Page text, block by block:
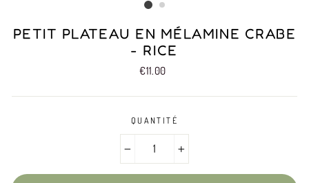
PETIT PLATEAU EN MÉLAMINE CRABE
- RICE
Prix
€11.00
QUANTITÉ